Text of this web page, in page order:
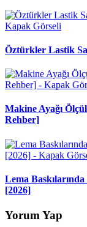
Öztürkler Lastik
Makine Ayağı
Rehber]
Lema
[2026]
Yorum Yap